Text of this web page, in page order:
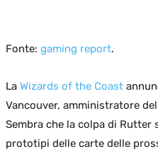
Fonte: gaming report.
La Wizards of the Coast
Vancouver, amministratore
Sembra che la colpa di
prototipi delle carte delle